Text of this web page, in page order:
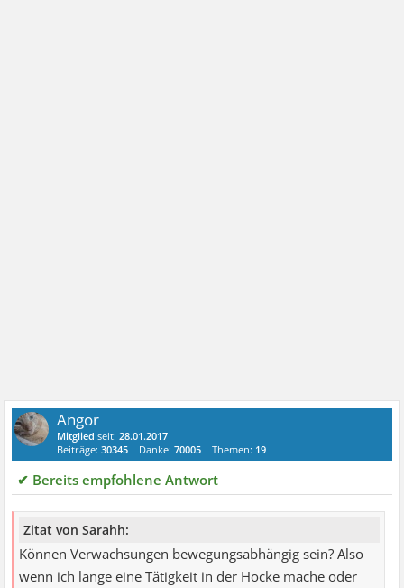
Angor
Mitglied seit:28.01.2017
Beiträge:30345 Danke:70005 Themen: 19
✔ Bereits empfohlene Antwort
Zitat von Sarahh:
Können Verwachsungen bewegungsabhängig sein? Also
wenn ich lange eine Tätigkeit in der Hocke mache oder